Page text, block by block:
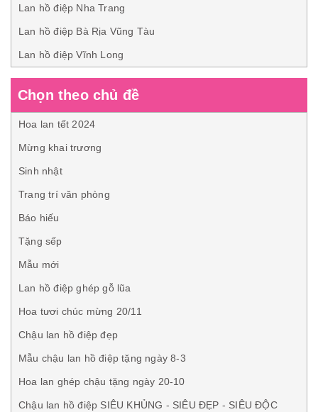
Lan hồ điệp Nha Trang
Lan hồ điệp Bà Rịa Vũng Tàu
Lan hồ điệp Vĩnh Long
Chọn theo chủ đề
Hoa lan tết 2024
Mừng khai trương
Sinh nhật
Trang trí văn phòng
Báo hiếu
Tặng sếp
Mẫu mới
Lan hồ điệp ghép gỗ lũa
Hoa tươi chúc mừng 20/11
Chậu lan hồ điệp đẹp
Mẫu chậu lan hồ điệp tặng ngày 8-3
Hoa lan ghép chậu tặng ngày 20-10
Chậu lan hồ điệp SIÊU KHỦNG - SIÊU ĐẸP - SIÊU ĐỘC